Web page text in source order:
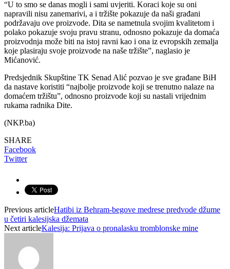
“U to smo se danas mogli i sami uvjeriti. Koraci koje su oni
napravili nisu zanemarivi, a i tržište pokazuje da naši građani
podržavaju ove proizvode. Dita se nametnula svojim kvalitetom i
polako pokazuje svoju pravu stranu, odnosno pokazuje da domaća
proizvodnja može biti na istoj ravni kao i ona iz evropskih zemalja
koje plasiraju svoje proizvode na naše tržište”, naglasio je
Mićanović.
Predsjednik Skupštine TK Senad Alić pozvao je sve građane BiH
da nastave koristiti “najbolje proizvode koji se trenutno nalaze na
domaćem tržištu”, odnosno proizvode koji su nastali vrijednim
rukama radnika Dite.
(NKP.ba)
SHARE
Facebook
Twitter
Previous articleHatibi iz Behram-begove medrese predvode džume
u četiri kalesijska džemata
Next articleKalesija: Prijava o pronalasku tromblonske mine